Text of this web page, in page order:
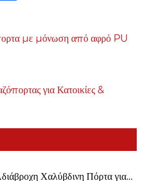
με μόνωση από αφρό PU
για Κατοικίες &
Χαλύβδινη Πόρτα για